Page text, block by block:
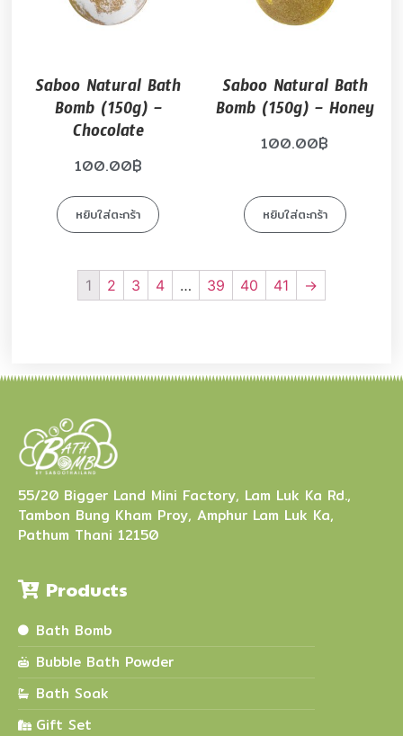
Saboo Natural Bath
Bomb (150g) –
Chocolate
100.00฿
หยิบใส่ตะกร้า
Saboo Natural Bath
Bomb (150g) – Honey
100.00฿
หยิบใส่ตะกร้า
1 2 3 4 … 39 40 41 →
55/20 Bigger Land Mini Factory, Lam Luk Ka Rd.,
Tambon Bung Kham Proy, Amphur Lam Luk Ka,
Pathum Thani 12150
Products
Bath Bomb
Bubble Bath Powder
Bath Soak
Gift Set